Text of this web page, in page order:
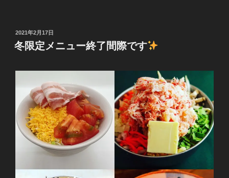
投
稿
日:
2021年2月17日
冬限定メニュー終了間際です